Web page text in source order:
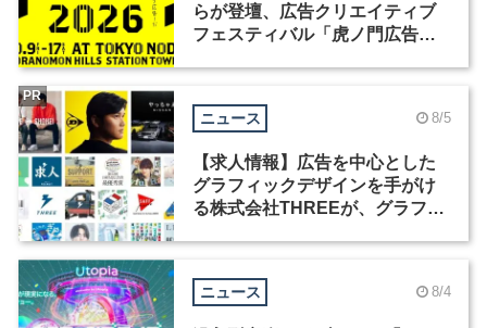
らが登壇、広告クリエイティブ
フェスティバル「虎ノ門広告
ニュース 8/5
【求人情報】広告を中心とした
グラフィックデザインを手がけ
る株式会社THREEが、グラフィ
PR
ニュース 8/4